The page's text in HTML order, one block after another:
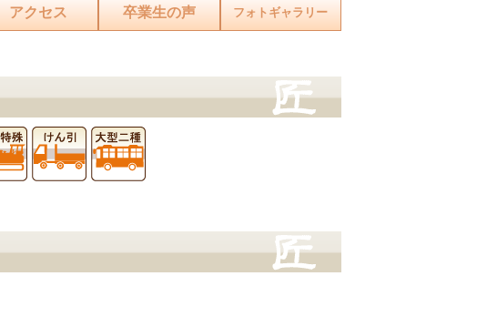
アクセス 卒業生の声 フォトギャラリー